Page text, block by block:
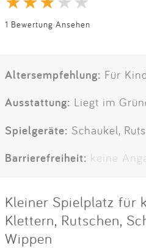
1 Bewertung Ansehen
Altersempfehlung: Für
Ausstattung: Liegt im
Spielgeräte: Schaukel,
Barrierefreiheit: keine
Kleiner Spielplatz für
Klettern, Rutschen,
Wippen